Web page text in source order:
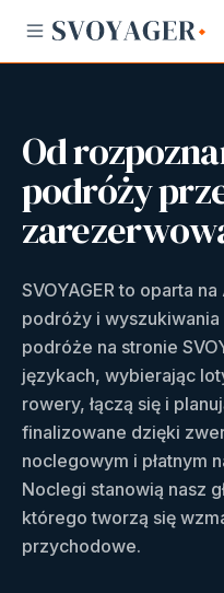
Od
podróży
SVOYAGER to oparta
podróży i
podróże na stronie
językach, wybierając
rowery, łączą się i
finalizowane dzięki
noclegowym i płatnym
Noclegi stanowią nasz
którego tworzą się
przychodowe.